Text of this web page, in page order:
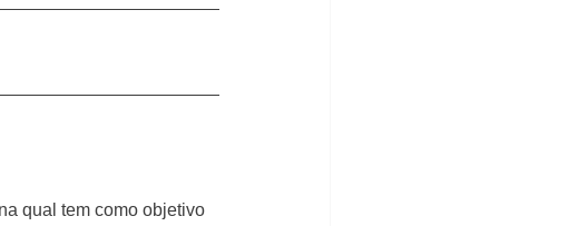
qual tem como objetivo